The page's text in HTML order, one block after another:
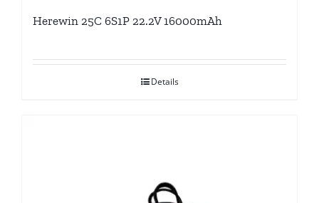
Herewin 25C 6S1P 22.2V 16000mAh
Details